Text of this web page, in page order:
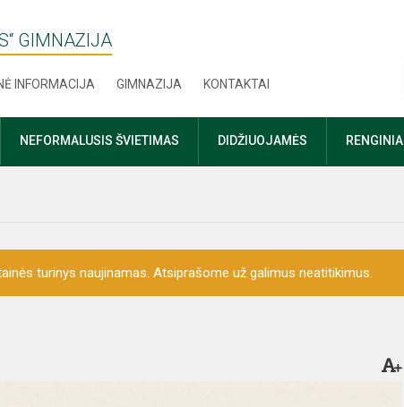
GIMNAZIJA
INFORMACIJA GIMNAZIJA KONTAKTAI
NEFORMALUSIS ŠVIETIMAS DIDŽIUOJAMĖS RENGINIAI
turinys naujinamas. Atsiprašome už galimus neatitikimus.